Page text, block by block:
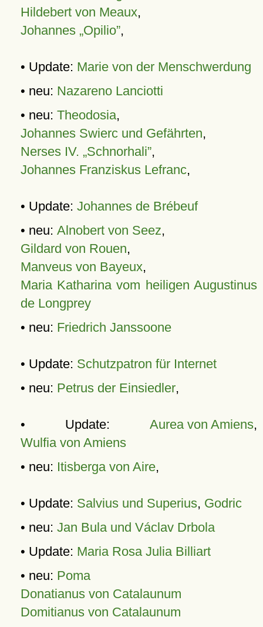
Hildebert von Meaux,
Johannes „Opilio”,
• Update: Marie von der Menschwerdung
• neu: Nazareno Lanciotti
• neu: Theodosia,
Johannes Swierc und Gefährten,
Nerses IV. „Schnorhali”,
Johannes Franziskus Lefranc,
• Update: Johannes de Brébeuf
• neu: Alnobert von Seez,
Gildard von Rouen,
Manveus von Bayeux,
Maria Katharina vom heiligen Augustinus
de Longprey
• neu: Friedrich Janssoone
• Update: Schutzpatron für Internet
• neu: Petrus der Einsiedler,
• Update: Aurea von Amiens,
Wulfia von Amiens
• neu: Itisberga von Aire,
• Update: Salvius und Superius, Godric
• neu: Jan Bula und Václav Drbola
• Update: Maria Rosa Julia Billiart
• neu: Poma
Donatianus von Catalaunum
Domitianus von Catalaunum